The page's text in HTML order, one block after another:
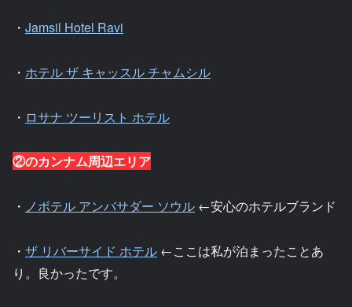
・ Jamsil Hotel Ravi
・ ホテル ザ キャッスル チャムシル
・ ロサナ ツーリスト ホテル
②のカンナム周辺エリア
・ ノボテル アンバサダー ソウル ←安心のホテルブランド
・ ザ リバーサイド ホテル ←ここは私が泊まったことあ
り。良かったです。